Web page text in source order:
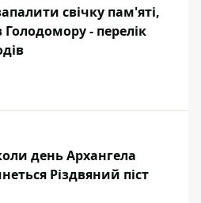
свічку пам'яті,
- перелік
день Архангела
Різдвяний піст